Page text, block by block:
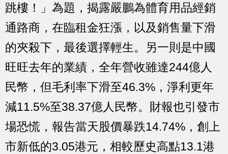
跳樓！」為題，揭露嚴鵬為體育用品經銷
通路商，在臨租金狂漲，以及銷售量下滑
的夾殺下，最後選擇輕生。另一則是中國
旺旺去年的業績，全年營收雖達244億人
民幣，但毛利率下滑至46.3%，淨利更年
減11.5%至38.37億人民幣。財報也引發市
場恐慌，報告當天股價暴跌14.74%，創上
市新低的3.05港元，相較歷史高點13.1港